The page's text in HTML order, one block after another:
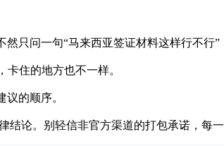
只问一句“马来西亚签证材料这样行不行”
卡住的地方也不一样。
的顺序。
论。别轻信非官方渠道的打包承诺，每